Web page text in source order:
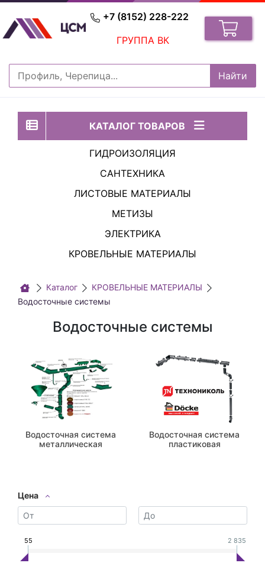
+7 (8152) 228-222
ГРУППА ВК
КАТАЛОГ ТОВАРОВ
ГИДРОИЗОЛЯЦИЯ
САНТЕХНИКА
ЛИСТОВЫЕ МАТЕРИАЛЫ
МЕТИЗЫ
ЭЛЕКТРИКА
КРОВЕЛЬНЫЕ МАТЕРИАЛЫ
Каталог
КРОВЕЛЬНЫЕ МАТЕРИАЛЫ
Водосточные системы
Водосточные системы
Водосточная система
металлическая
Водосточная система
пластиковая
Цена
55 2 835